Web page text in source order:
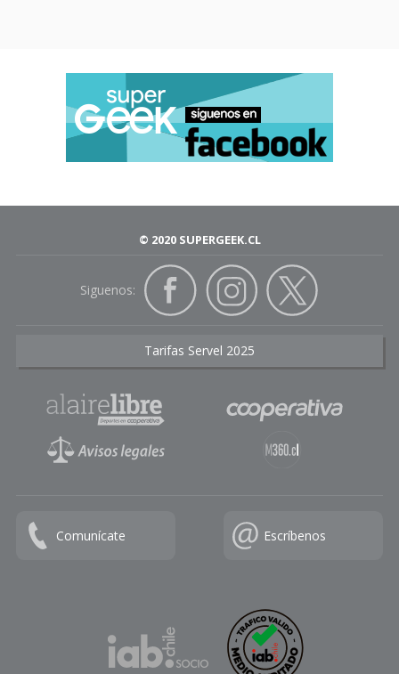
© 2020 SUPERGEEK.CL
Siguenos:
Tarifas Servel 2025
Comunícate Escríbenos